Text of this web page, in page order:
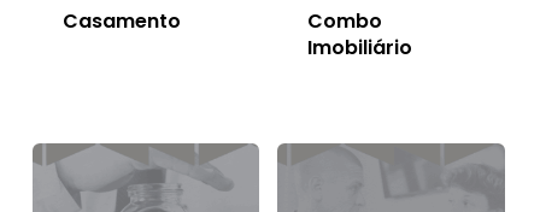
Casamento
Combo
Imobiliário